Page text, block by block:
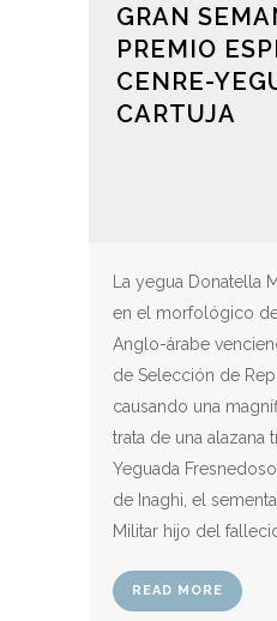
GRAN
PREMIO
CENRE-
CARTUJA
La yegua Donatella
en el morfológico
Anglo-árabe
de Selección de
causando una
trata de una alazana
Yeguada
de Inaghi, el
Militar hijo del
READ MORE